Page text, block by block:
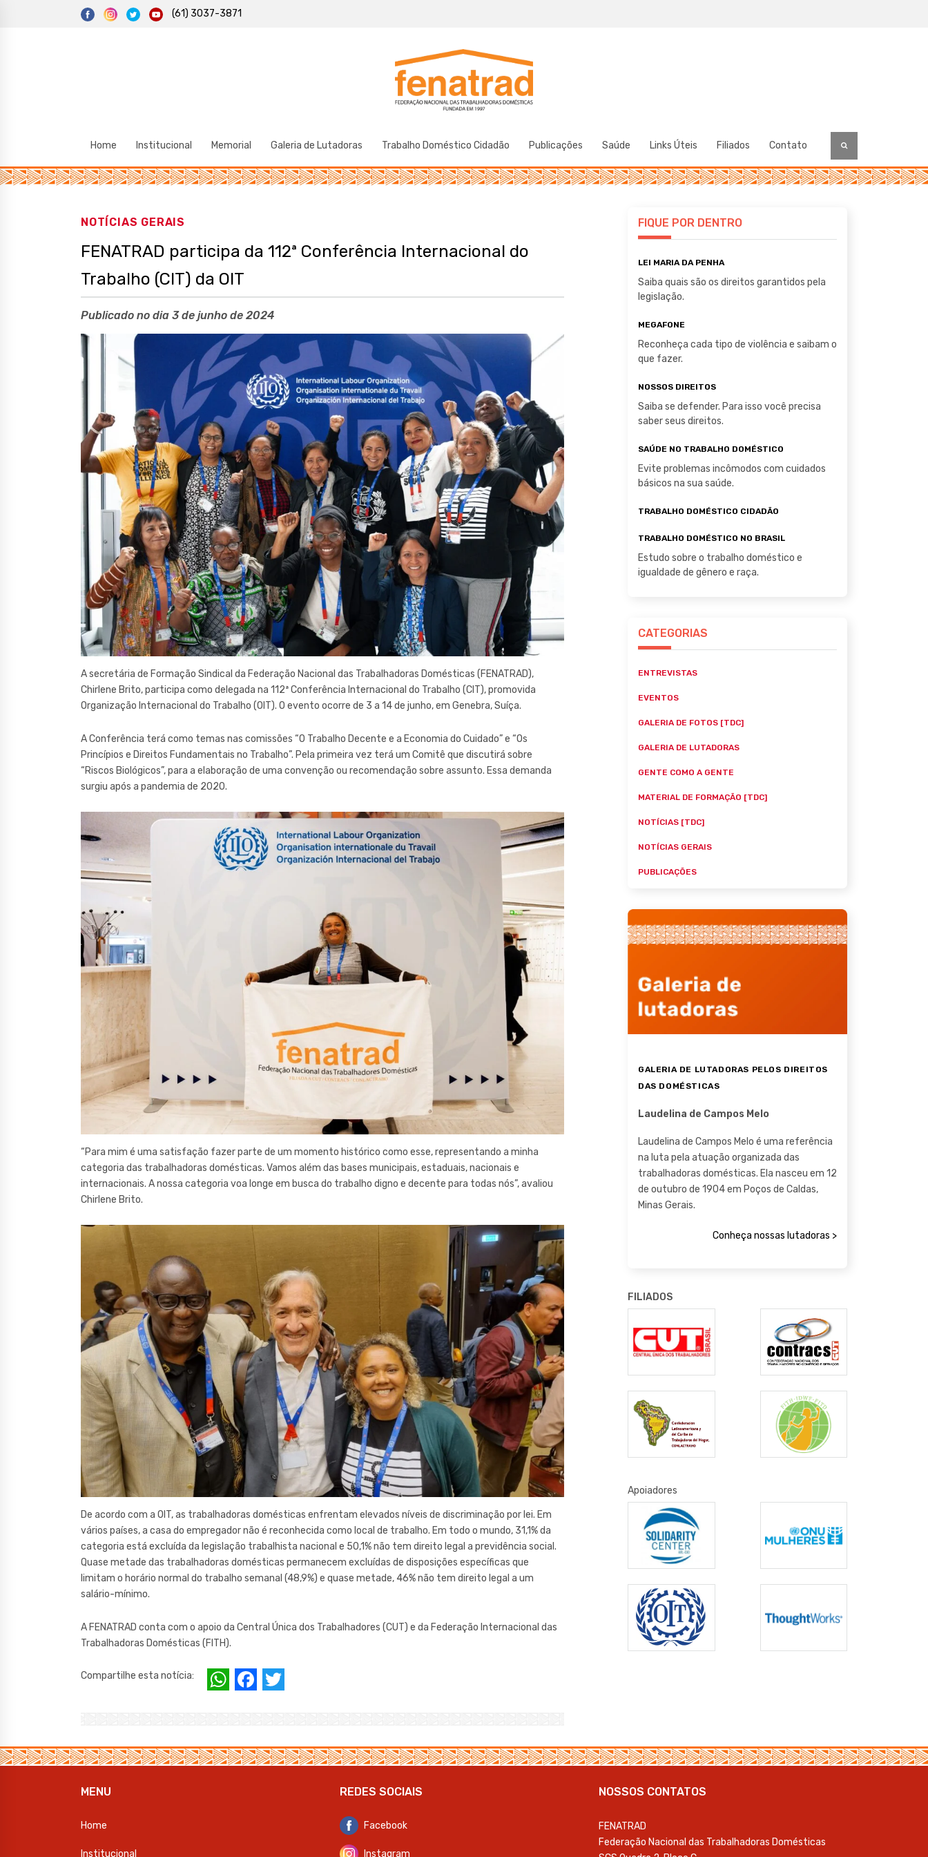
(61) 3037-3871
Fenatrad
Federação Nacional das Trabalhadoras Domésticas
Home Institucional Memorial Galeria de Lutadoras Trabalho Doméstico Cidadão Publicações Saúde Links Úteis Filiados Contato
NOTÍCIAS GERAIS
FENATRAD participa da 112ª Conferência Internacional do
Trabalho (CIT) da OIT
Publicado no dia 3 de junho de 2024
A secretária de Formação Sindical da Federação Nacional das Trabalhadoras Domésticas (FENATRAD),
Chirlene Brito, participa como delegada na 112ª Conferência Internacional do Trabalho (CIT), promovida
Organização Internacional do Trabalho (OIT). O evento ocorre de 3 a 14 de junho, em Genebra, Suíça.
A Conferência terá como temas nas comissões “O Trabalho Decente e a Economia do Cuidado” e “Os
Princípios e Direitos Fundamentais no Trabalho”. Pela primeira vez terá um Comitê que discutirá sobre
“Riscos Biológicos”, para a elaboração de uma convenção ou recomendação sobre assunto. Essa demanda
surgiu após a pandemia de 2020.
“Para mim é uma satisfação fazer parte de um momento histórico como esse, representando a minha
categoria das trabalhadoras domésticas. Vamos além das bases municipais, estaduais, nacionais e
internacionais. A nossa categoria voa longe em busca do trabalho digno e decente para todas nós”, avaliou
Chirlene Brito.
De acordo com a OIT, as trabalhadoras domésticas enfrentam elevados níveis de discriminação por lei. Em
vários países, a casa do empregador não é reconhecida como local de trabalho. Em todo o mundo, 31,1% da
categoria está excluída da legislação trabalhista nacional e 50,1% não tem direito legal a previdência social.
Quase metade das trabalhadoras domésticas permanecem excluídas de disposições específicas que
limitam o horário normal do trabalho semanal (48,9%) e quase metade, 46% não tem direito legal a um
salário-mínimo.
A FENATRAD conta com o apoio da Central Única dos Trabalhadores (CUT) e da Federação Internacional das
Trabalhadoras Domésticas (FITH).
Compartilhe esta notícia:
W
s
A
F
e
b
te
r
FIQUE POR DENTRO
LEI MARIA DA PENHA
Saiba quais são os direitos garantidos pela
legislação.
MEGAFONE
Reconheça cada tipo de violência e saibam o
que fazer.
NOSSOS DIREITOS
Saiba se defender. Para isso você precisa
saber seus direitos.
SAÚDE NO TRABALHO DOMÉSTICO
Evite problemas incômodos com cuidados
básicos na sua saúde.
TRABALHO DOMÉSTICO CIDADÃO
TRABALHO DOMÉSTICO NO BRASIL
Estudo sobre o trabalho doméstico e
igualdade de gênero e raça.
CATEGORIAS
ENTREVISTAS
EVENTOS
GALERIA DE FOTOS [TDC]
GALERIA DE LUTADORAS
GENTE COMO A GENTE
MATERIAL DE FORMAÇÃO [TDC]
NOTÍCIAS [TDC]
NOTÍCIAS GERAIS
PUBLICAÇÕES
GALERIA DE LUTADORAS PELOS DIREITOS
DAS DOMÉSTICAS
Laudelina de Campos Melo
Laudelina de Campos Melo é uma referência
na luta pela atuação organizada das
trabalhadoras domésticas. Ela nasceu em 12
de outubro de 1904 em Poços de Caldas,
Minas Gerais.
Conheça nossas lutadoras >
FILIADOS
Apoiadores
MENU
Home
Institucional
REDES SOCIAIS
Facebook
Instagram
NOSSOS CONTATOS
FENATRAD
Federação Nacional das Trabalhadoras Domésticas